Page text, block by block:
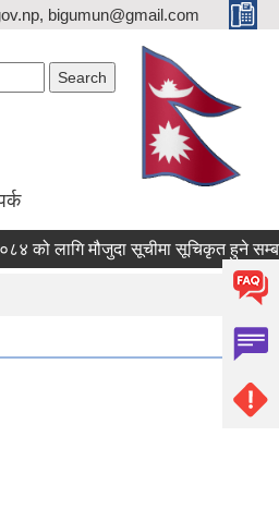
bigumun@gmail.com
लागि मौजुदा सूचीमा सूचिकृत हुने सम्बन्धी